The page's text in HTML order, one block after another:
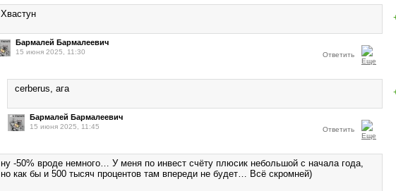
Хвастун
Бармалей Бармалеевич
15 июня 2025, 11:30 Ответить
cerberus, ага
Бармалей Бармалеевич
15 июня 2025, 11:45 Ответить
ну -50% вроде немного… У меня по инвест счёту плюсик небольшой с начала года,
но как бы и 500 тысяч процентов там впереди не будет… Всё скромней)